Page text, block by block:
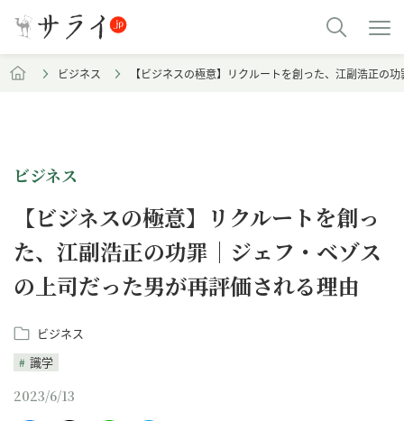
ビジネス 【ビジネスの極意】リクルートを創った、江副浩正の
ビジネス
【ビジネスの極意】リクルートを創っ
た、江副浩正の功罪｜ジェフ・ベゾス
の上司だった男が再評価される理由
ビジネス
識学
2023/6/13